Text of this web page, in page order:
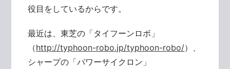
役目をしているからです。
最近は、東芝の「タイフーンロボ」
（http://typhoon-robo.jp/typhoon-robo/）、
シャープの「パワーサイクロン」